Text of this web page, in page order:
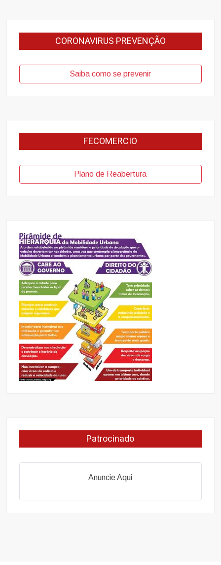
CORONAVIRUS PREVENÇÃO
Saiba como se prevenir
FECOMERCIO
Plano de Reabertura
Patrocinado
Anuncie Aqui